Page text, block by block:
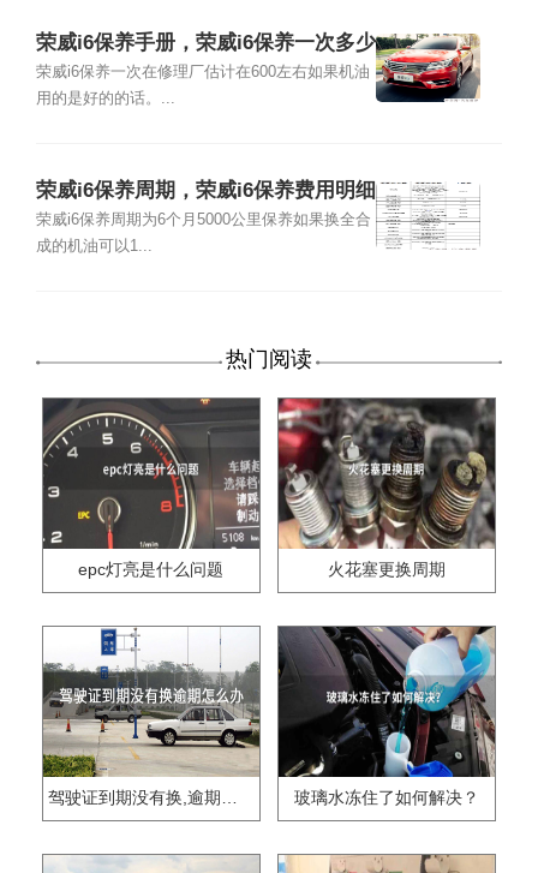
荣威i6保养手册，荣威i6保养一次多少
钱
荣威i6保养一次在修理厂估计在600左右如果机油
用的是好的的话。...
荣威i6保养周期，荣威i6保养费用明细
表
荣威i6保养周期为6个月5000公里保养如果换全合
成的机油可以1...
热门阅读
epc灯亮是什么问题 火花塞更换周期
驾驶证到期没有换,逾期怎么办?? 玻璃水冻住了如何解决？